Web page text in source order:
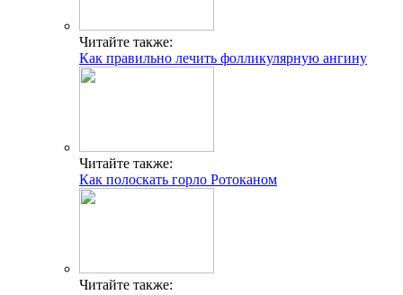
Читайте также:
Как правильно лечить фолликулярную ангину
Читайте также:
Как полоскать горло Ротоканом
Читайте также: